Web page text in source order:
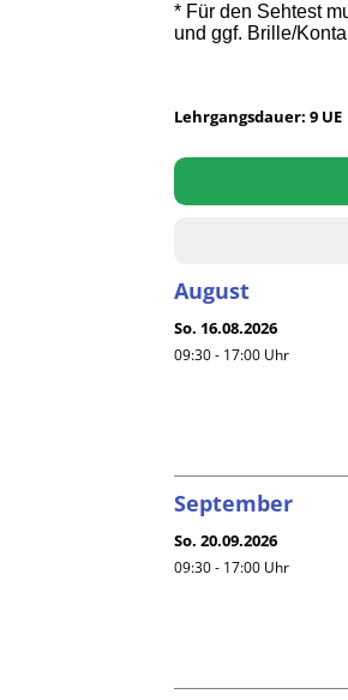
* Für den Sehtest
und ggf. Brille/
Lehrgangsdauer: 9 UE
August
So. 16.08.2026
09:30 - 17:00 Uhr
September
So. 20.09.2026
09:30 - 17:00 Uhr